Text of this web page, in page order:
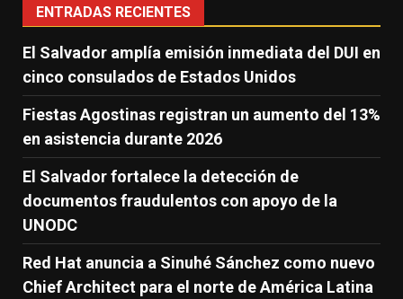
ENTRADAS RECIENTES
El Salvador amplía emisión inmediata del DUI en
cinco consulados de Estados Unidos
Fiestas Agostinas registran un aumento del 13%
en asistencia durante 2026
El Salvador fortalece la detección de
documentos fraudulentos con apoyo de la
UNODC
Red Hat anuncia a Sinuhé Sánchez como nuevo
Chief Architect para el norte de América Latina